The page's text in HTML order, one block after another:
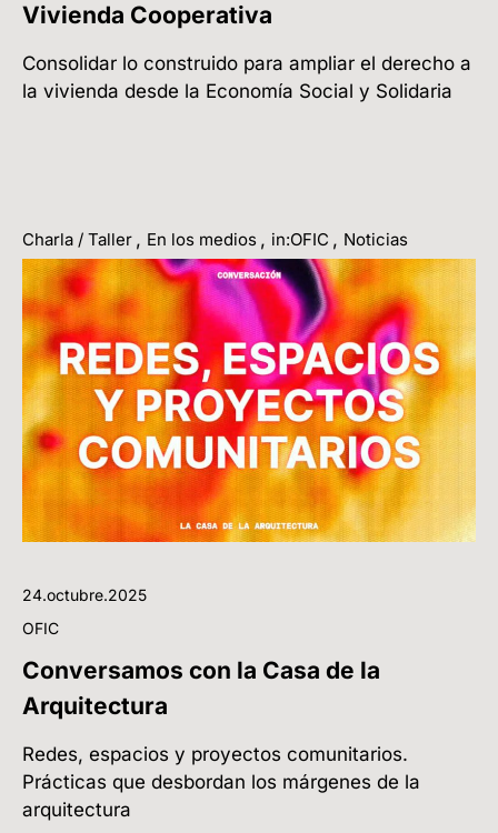
Vivienda Cooperativa
Consolidar lo construido para ampliar el derecho a
la vivienda desde la Economía Social y Solidaria
Charla / Taller , En los medios , in:OFIC , Noticias
24.octubre.2025
OFIC
Conversamos con la Casa de la
Arquitectura
Redes, espacios y proyectos comunitarios.
Prácticas que desbordan los márgenes de la
arquitectura